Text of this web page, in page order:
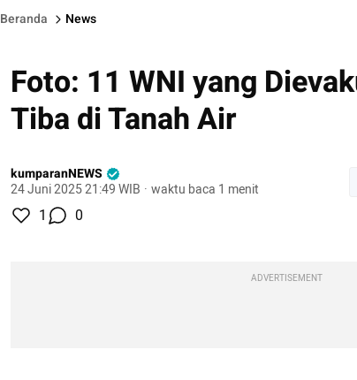
Beranda News
Foto: 11 WNI yang
Tiba di Tanah Air
kumparanNEWS
24 Juni 2025 21:49 WIB · waktu baca 1 menit
1 0
ADVERTISEMENT